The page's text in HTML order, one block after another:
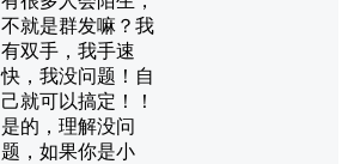
不就是群发嘛？我
有双手，我手速
快，我没问题！自
己就可以搞定！！
是的，理解没问
题，如果你是小